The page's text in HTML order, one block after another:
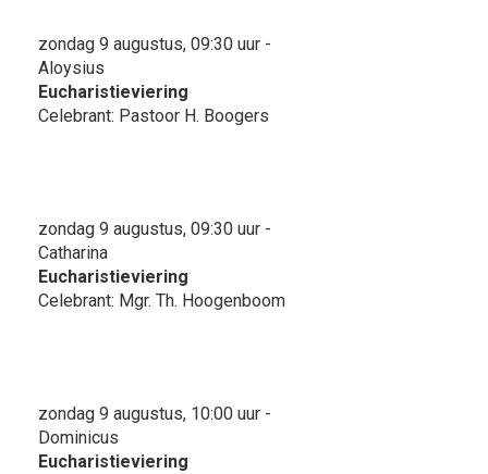
zondag 9 augustus, 09:30 uur -
Aloysius
Eucharistieviering
Celebrant: Pastoor H. Boogers
zondag 9 augustus, 09:30 uur -
Catharina
Eucharistieviering
Celebrant: Mgr. Th. Hoogenboom
zondag 9 augustus, 10:00 uur -
Dominicus
Eucharistieviering